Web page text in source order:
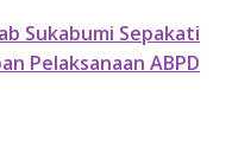
Sukabumi Sepakati
Pelaksanaan ABPD